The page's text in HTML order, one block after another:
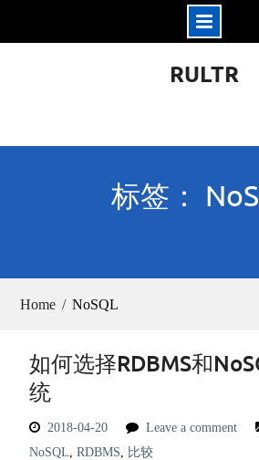
RULTR
标签：
Home NoSQL
如何选择RDBMS和
统
2018-04-20 Leave a comment
NoSQL, RDBMS, 比较